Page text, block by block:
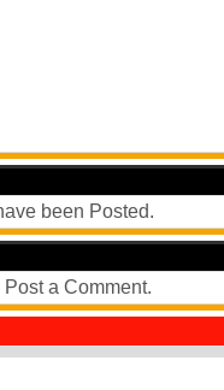
been Posted.
a Comment.